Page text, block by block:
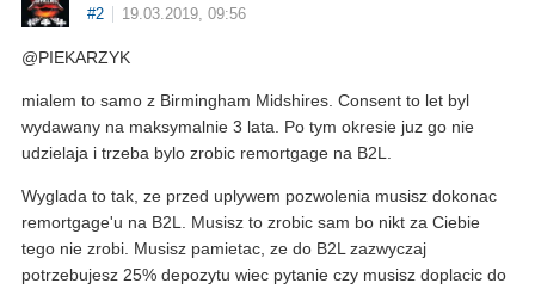
#2
19.03.2019, 09:56
@PIEKARZYK
mialem to samo z Birmingham Midshires. Consent to let byl
wydawany na maksymalnie 3 lata. Po tym okresie juz go nie
udzielaja i trzeba bylo zrobic remortgage na B2L.
Wyglada to tak, ze przed uplywem pozwolenia musisz dokonac
remortgage'u na B2L. Musisz to zrobic sam bo nikt za Ciebie
tego nie zrobi. Musisz pamietac, ze do B2L zazwyczaj
potrzebujesz 25% depozytu wiec pytanie czy musisz doplacic do